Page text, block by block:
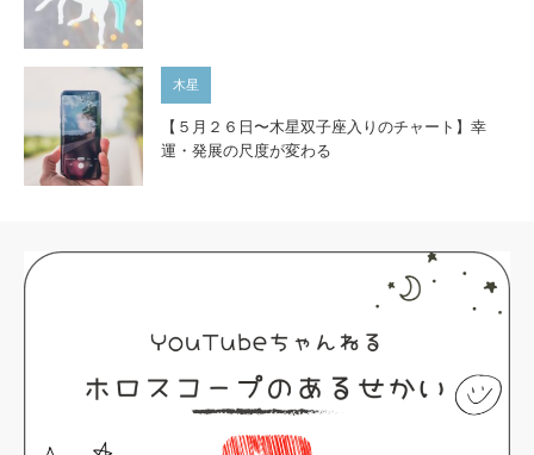
木星
【５月２６日〜木星双子座入りのチャート】幸
運・発展の尺度が変わる